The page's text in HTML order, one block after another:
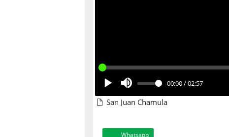
00:00/02:57
San Juan Chamula
Whatsapp